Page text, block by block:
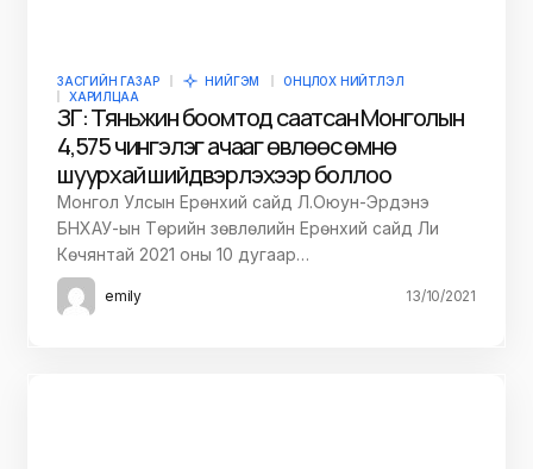
ЗАСГИЙН ГАЗАР НИЙГЭМ
ОНЦЛОХ НИЙТЛЭЛ
ХАРИЛЦАА
ЗГ: Тяньжин боомтод саатсан Монголын
4,575 чингэлэг ачааг өвлөөс өмнө
шуурхай шийдвэрлэхээр боллоо
Монгол Улсын Ерөнхий сайд Л.Оюун-Эрдэнэ
БНХАУ-ын Төрийн зөвлөлийн Ерөнхий сайд Ли
Көчянтай 2021 оны 10 дугаар…
emily 13/10/2021